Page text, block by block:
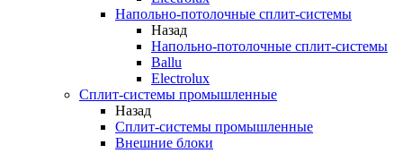
Напольно-потолочные сплит-системы
Назад
Напольно-потолочные сплит-системы
Ballu
Electrolux
Сплит-системы промышленные
Назад
Сплит-системы промышленные
Внешние блоки